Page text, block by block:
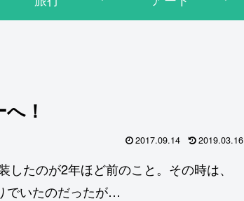
！
2017.09.14 2019.03.16
たのが2年ほど前のこと。その時は、
でいたのだったが…